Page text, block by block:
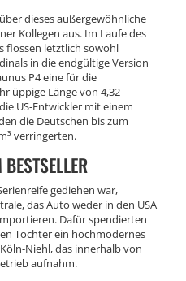
dieses außergewöhnliche
Kollegen aus. Im Laufe des
flossen letztlich sowohl
in die endgültige Version
P4 eine für die
üppige Länge von 4,32
US-Entwickler mit einem
die Deutschen bis zum
verringerten.
gediehen war,
das Auto weder in den USA
Dafür spendierten
Tochter ein hochmodernes
Niehl, das innerhalb von
aufnahm.